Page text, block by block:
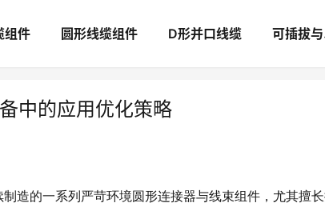
组件 圆形线缆组件 D形并口线缆 可插拔
中的应用优化策略
造的一系列严苛环境圆形连接器与线束组件，尤其擅